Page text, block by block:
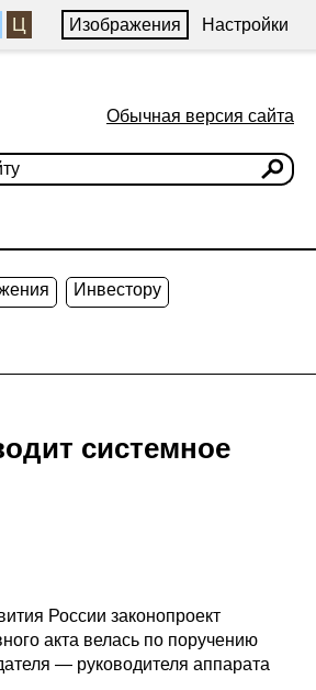
Ц Изображения Настройки
Обычная версия сайта
Инвестору
системное
России законопроект
акта велась по поручению
— руководителя аппарата